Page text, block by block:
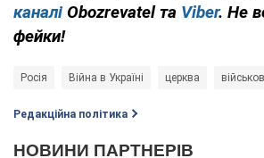
каналі Obozrevatel та Viber. Не
фейки!
Росія Війна в Україні церква
Редакційна політика